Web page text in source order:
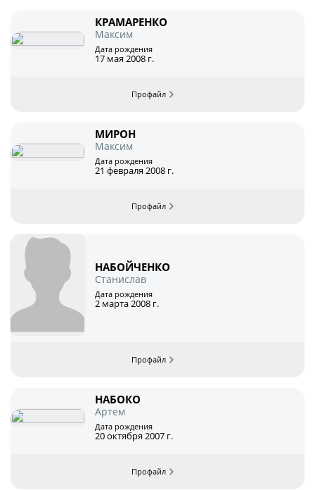
КРАМАРЕНКО
Максим
Дата рождения
17 мая 2008 г.
МИРОН
Максим
Дата рождения
21 февраля 2008 г.
НАБОЙЧЕНКО
Станислав
Дата рождения
2 марта 2008 г.
НАБОКО
Артем
Дата рождения
20 октября 2007 г.